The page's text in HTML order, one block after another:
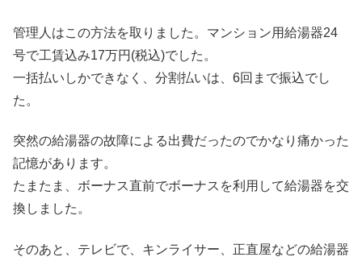
管理人はこの方法を取りました。マンション用給湯器24
号で工賃込み17万円(税込)でした。
一括払いしかできなく、分割払いは、6回まで振込でし
た。
突然の給湯器の故障による出費だったのでかなり痛かった
記憶があります。
たまたま、ボーナス直前でボーナスを利用して給湯器を交
換しました。
そのあと、テレビで、キンライサー、正直屋などの給湯器